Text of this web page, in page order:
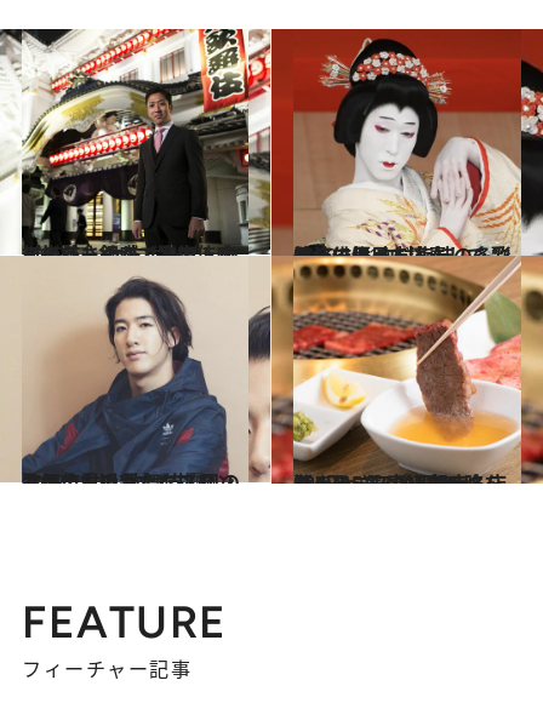
2019.11.16
この冬、銀座で歌舞伎座デビュー 女方ホープ・中村梅枝さんがご案内！
カルチャー 2019.12.10
演じて舞って演奏して 歌舞伎俳優 中村梅枝の多彩な姿に注目だ！
カルチャー
2019.11.14
歌舞伎界の新たなプリンス尾上右近 歌舞伎『風の谷のナウシカ』に挑む
カルチャー 2019.12.23
驚きのコスパ！銀座名店ランチ5選 高級店の味を980円～3,300円で
グルメ
FEATURE
フィーチャー記事